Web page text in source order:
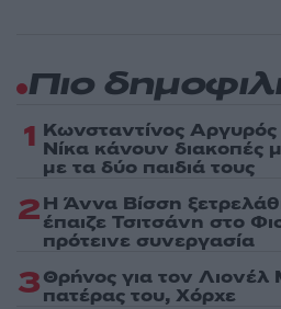
Πιο
1 Κωνσταντίνος
Νίκα κάνουν διακοπές
με τα δύο παιδιά τους
2Η Άννα Βίσση
έπαιζε Τσιτσάνη στο
πρότεινε συνεργασία
3Θρήνος για τον
πατέρας του, Χόρχε